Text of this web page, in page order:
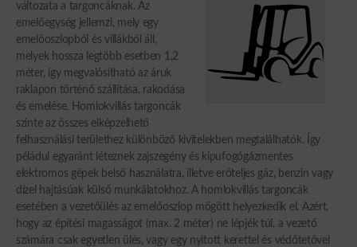
változata a targoncáknak. Az
emelőegység jellemzi, mely egy
emelőoszlopból és villákból áll,
melyek hossza legtöbb esetben 1,2
méter, így megvalósítható az áruk
raklapon történő szállítása, rakodása
és emelése. Homlokvillás targoncák
szinte az összes elképzelhető
felhasználási területhez különböző kivitelekben megtalálhatók. Így
péládul egyaránt léteznek zajszegény és kipufogógázmentes
elektromos gépek belső használatra, illetve erőteljes gáz, benzin vagy
dízel hajtásúak külső munkálatokhoz. A homlokvillás targoncák
esetében a vezetőülés az emelőoszlop mögött helyezkedik el. Azért,
hogy az építési magasságot (max. 2 méter) ne lépjék túl, a vezető
számára csak egyetlen ülés, vagy egy nyitott kerettel és védőtetővel